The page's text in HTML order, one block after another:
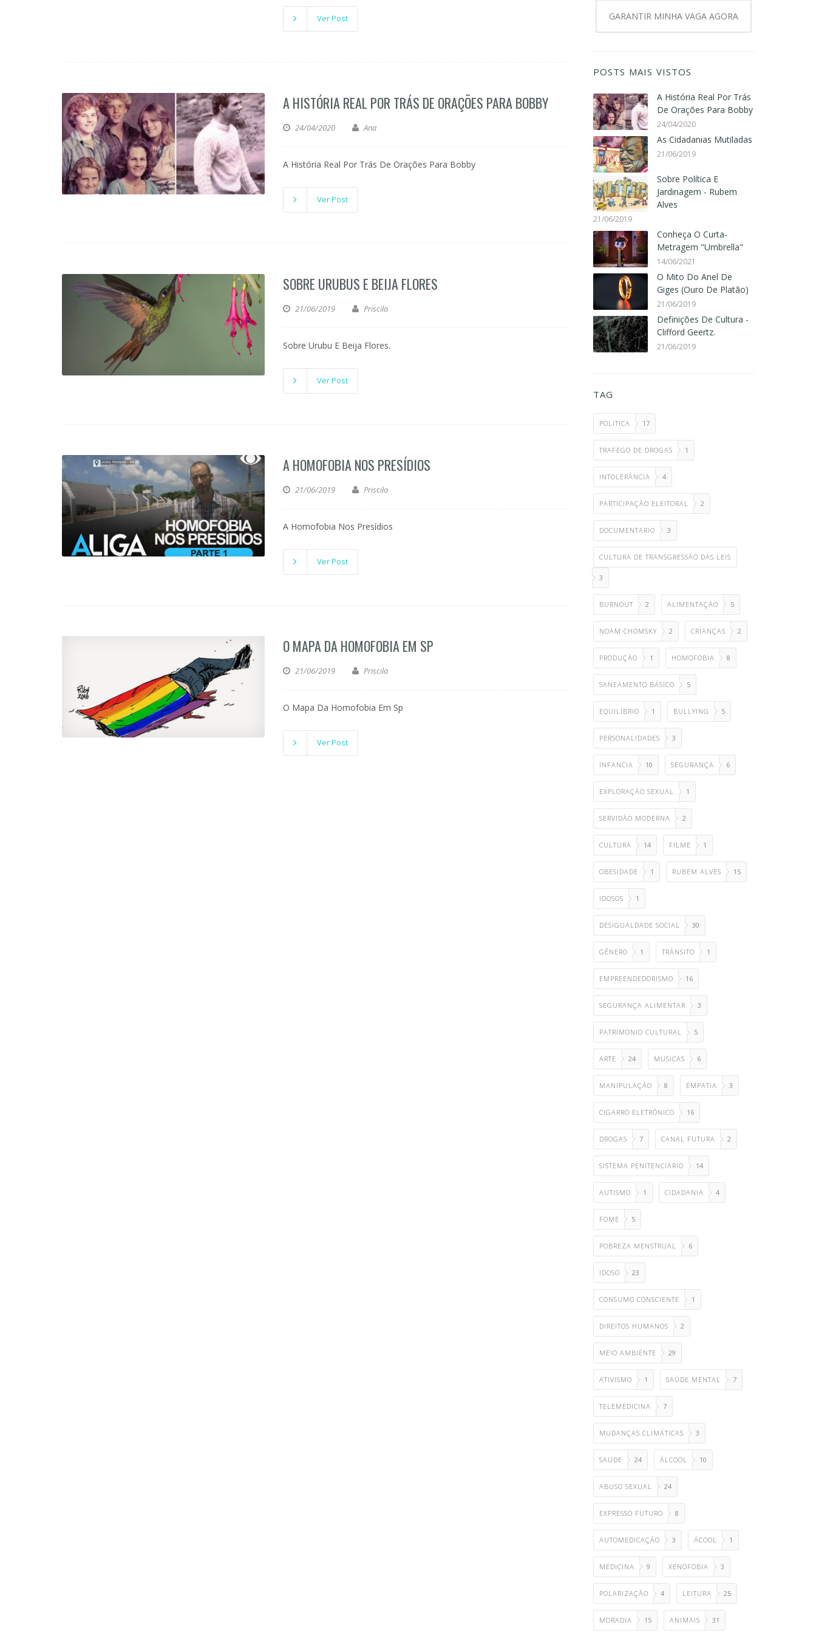
Ver Post
A HISTÓRIA REAL POR TRÁS DE ORAÇÕES PARA BOBBY
24/04/2020 Ana
A História Real Por Trás De Orações Para Bobby
Ver Post
SOBRE URUBUS E BEIJA FLORES
21/06/2019 Priscila
Sobre Urubu E Beija Flores.
Ver Post
A HOMOFOBIA NOS PRESÍDIOS
21/06/2019 Priscila
A Homofobia Nos Presídios
Ver Post
O MAPA DA HOMOFOBIA EM SP
21/06/2019 Priscila
O Mapa Da Homofobia Em Sp
Ver Post
GARANTIR MINHA VAGA AGORA
POSTS MAIS VISTOS
A História Real Por Trás
De Orações Para Bobby
24/04/2020
As Cidadanias Mutiladas
21/06/2019
Sobre Política E
Jardinagem - Rubem
Alves
21/06/2019
Conheça O Curta-
Metragem "Umbrella"
14/06/2021
O Mito Do Anel De
Giges (Ouro De Platão)
21/06/2019
Definições De Cultura -
Clifford Geertz.
21/06/2019
TAG
POLITICA 17
TRAFEGO DE DROGAS 1
INTOLERÂNCIA 4
PARTICIPAÇÃO ELEITORAL 2
DOCUMENTARIO 3
CULTURA DE TRANSGRESSÃO DAS LEIS
3
BURNOUT 2 ALIMENTAÇÃO 5
NOAM CHOMSKY 2 CRIANÇAS 2
PRODUÇÃO 1 HOMOFOBIA 8
SANEAMENTO BÁSICO 5
EQUILÍBRIO 1 BULLYING 5
PERSONALIDADES 3
INFANCIA 10 SEGURANÇA 6
EXPLORAÇÃO SEXUAL 1
SERVIDÃO MODERNA 2
CULTURA 14 FILME 1
OBESIDADE 1 RUBEM ALVES 15
IDOSOS 1
DESIGUALDADE SOCIAL 30
GÊNERO 1 TRÂNSITO 1
EMPREENDEDORISMO 16
SEGURANÇA ALIMENTAR 3
PATRIMONIO CULTURAL 5
ARTE 24 MUSICAS 6
MANIPULAÇÃO 8 EMPATIA 3
CIGARRO ELETRÔNICO 16
DROGAS 7 CANAL FUTURA 2
SISTEMA PENITENCIÁRIO 14
AUTISMO 1 CIDADANIA 4
FOME 5
POBREZA MENSTRUAL 6
IDOSO 23
CONSUMO CONSCIENTE 1
DIREITOS HUMANOS 2
MEIO AMBIENTE 29
ATIVISMO 1 SAÚDE MENTAL 7
TELEMEDICINA 7
MUDANÇAS CLIMÁTICAS 3
SAUDE 24 ÁLCOOL 10
ABUSO SEXUAL 24
EXPRESSO FUTURO 8
AUTOMEDICAÇÃO 3 ÁCOOL 1
MEDICINA 9 XENOFOBIA 3
POLARIZAÇÃO 4 LEITURA 25
MORADIA 15 ANIMAIS 31